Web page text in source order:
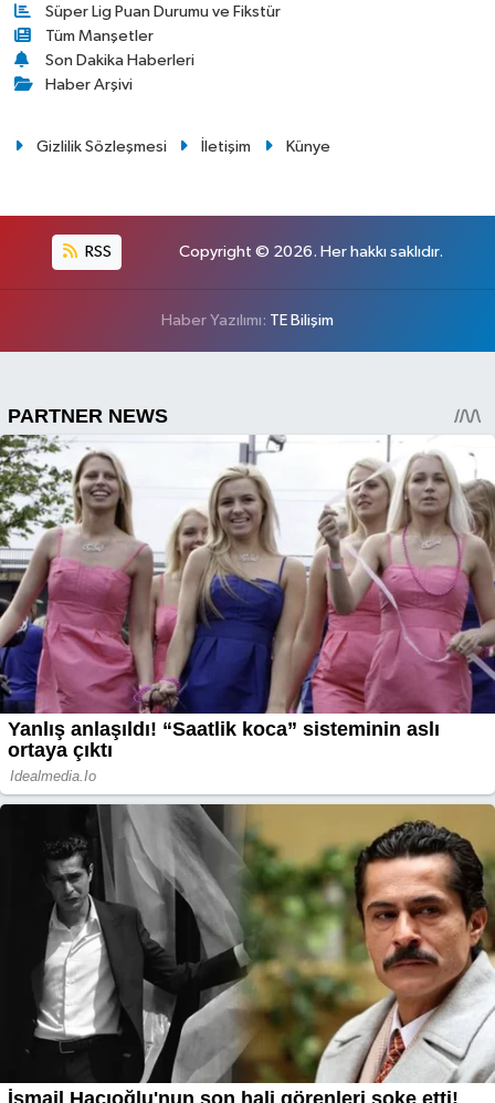
Süper Lig Puan Durumu ve Fikstür
Tüm Manşetler
Son Dakika Haberleri
Haber Arşivi
Gizlilik Sözleşmesi İletişim Künye
RSS Copyright © 2026. Her hakkı saklıdır.
Haber Yazılımı: TE Bilişim